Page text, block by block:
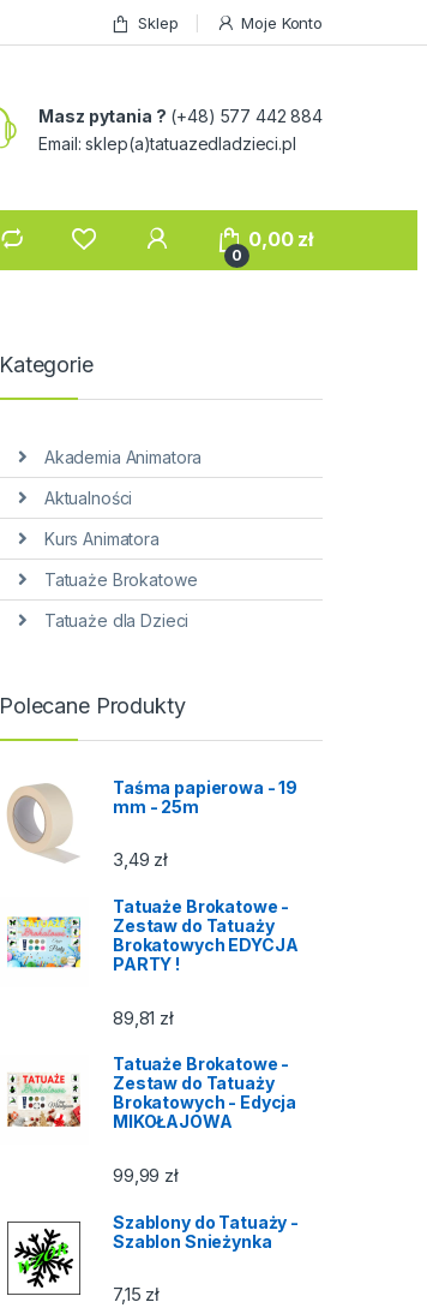
Sklep Moje Konto
Masz pytania ? (+48) 577 442 884
Email: sklep(a)tatuazedladzieci.pl
0
0,00 zł
Kategorie
Akademia Animatora
Aktualności
Kurs Animatora
Tatuaże Brokatowe
Tatuaże dla Dzieci
Polecane Produkty
Taśma papierowa - 19
mm - 25m
3,49 zł
Tatuaże Brokatowe -
Zestaw do Tatuaży
Brokatowych EDYCJA
PARTY !
89,81 zł
Tatuaże Brokatowe -
Zestaw do Tatuaży
Brokatowych - Edycja
MIKOŁAJOWA
99,99 zł
Szablony do Tatuaży -
Szablon Snieżynka
7,15 zł